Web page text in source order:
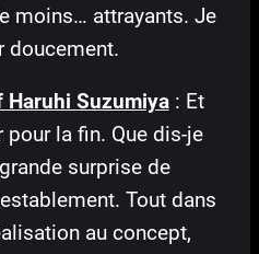
moins… attrayants. Je
doucement.
Suzumiya: Et
la fin. Que dis-je
surprise de
Tout dans
au concept,